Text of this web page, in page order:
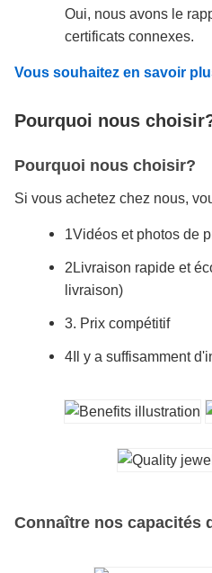
Oui, nous avons le
certificats connexes.
Vous souhaitez en savoir
Pourquoi nous
Pourquoi nous choisir?
Si vous achetez chez nous,
1Vidéos et photos de
2Livraison rapide et
livraison)
3. Prix compétitif
4Il y a suffisamment
Connaître nos capacités